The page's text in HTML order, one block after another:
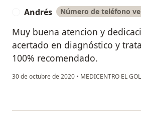
Andrés Número de teléfono
Muy buena atencion y
acertado en diagnóstico y
100% recomendado.
30 de octubre de 2020 • MEDICENTRO EL